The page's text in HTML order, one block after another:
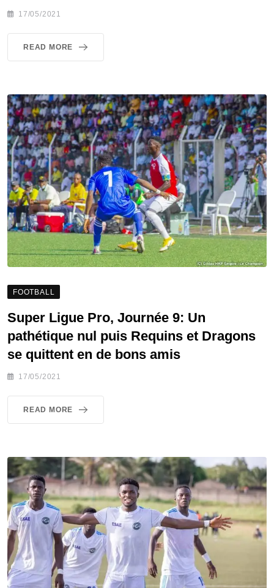
17/05/2021
READ MORE
FOOTBALL
Super Ligue Pro, Journée 9: Un
pathétique nul puis Requins et Dragons
se quittent en de bons amis
17/05/2021
READ MORE